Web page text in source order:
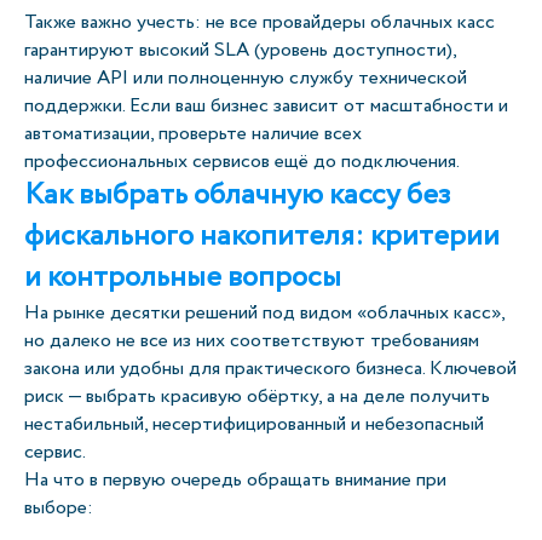
Также важно учесть: не все провайдеры облачных касс
гарантируют высокий SLA (уровень доступности),
наличие API или полноценную службу технической
поддержки. Если ваш бизнес зависит от масштабности и
автоматизации, проверьте наличие всех
профессиональных сервисов ещё до подключения.
Как выбрать облачную кассу без
фискального накопителя: критерии
и контрольные вопросы
На рынке десятки решений под видом «облачных касс»,
но далеко не все из них соответствуют требованиям
закона или удобны для практического бизнеса. Ключевой
риск — выбрать красивую обёртку, а на деле получить
нестабильный, несертифицированный и небезопасный
сервис.
На что в первую очередь обращать внимание при
выборе: